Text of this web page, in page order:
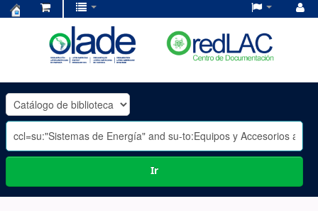
OLADE
-
Ir